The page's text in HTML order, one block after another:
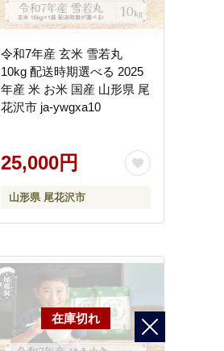
令和7年産 玄米 雪若丸
10kg 配送時期選べる 2025
年産 米 お米 国産 山形県 尾
花沢市 ja-ywgxa10
25,000円
山形県 尾花沢市